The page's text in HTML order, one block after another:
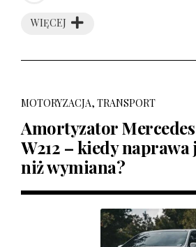
WIĘCEJ
MOTORYZACJA, TRANSPORT
Amortyzator
W212 – kiedy naprawa
niż wymiana?